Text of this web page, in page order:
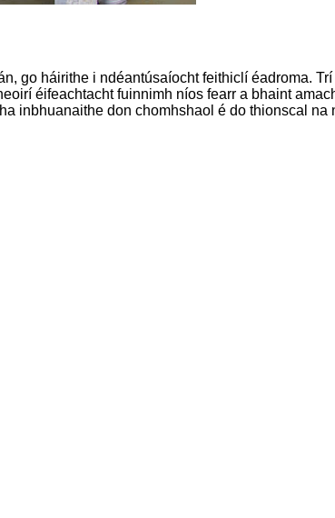
go háirithe i ndéantúsaíocht feithiclí éadroma.
éifeachtacht fuinnimh níos fearr a bhaint
inbhuanaithe don chomhshaol é do thionscal na